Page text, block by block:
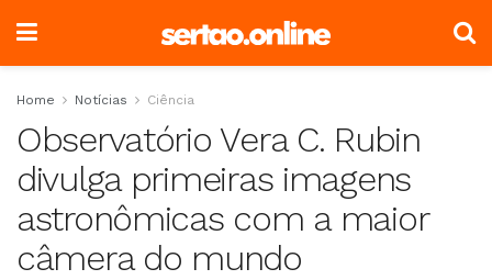
Home Notícias Ciência
Observatório Vera C. Rubin
divulga primeiras imagens
astronômicas com a maior
câmera do mundo